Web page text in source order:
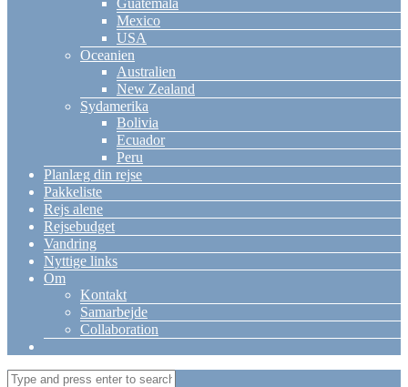
Guatemala
Mexico
USA
Oceanien
Australien
New Zealand
Sydamerika
Bolivia
Ecuador
Peru
Planlæg din rejse
Pakkeliste
Rejs alene
Rejsebudget
Vandring
Nyttige links
Om
Kontakt
Samarbejde
Collaboration